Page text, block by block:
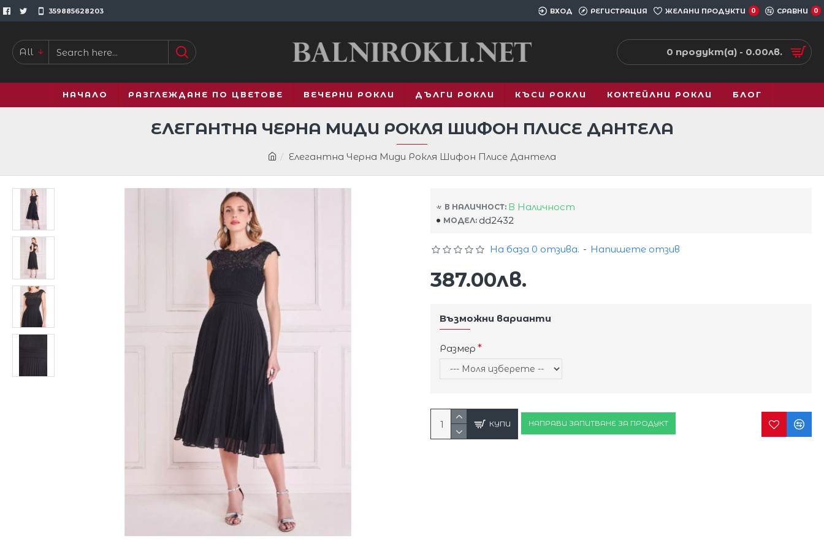
359885628203 ВХОД РЕГИСТРАЦИЯ ЖЕЛАНИ ПРОДУКТИ 0 СРАВНИ 0
All 0 продукт(а) - 0.00лв.
НАЧАЛО РАЗГЛЕЖДАНЕ ПО ЦВЕТОВЕ ВЕЧЕРНИ РОКЛИ ДЪЛГИ РОКЛИ КЪСИ РОКЛИ КОКТЕЙЛНИ РОКЛИ БЛОГ
Елегантна Черна Миди Рокля Шифон Плисе Дантела
ЕЛЕГАНТНА ЧЕРНА МИДИ РОКЛЯ ШИФОН ПЛИСЕ ДАНТЕЛА
В НАЛИЧНОСТ: В Наличност
МОДЕЛ: dd2432
На база 0 отзива. - Напишете отзив
387.00лв.
Възможни варианти
Размер
КУПИ НАПРАВИ ЗАПИТВАНЕ ЗА ПРОДУКТ